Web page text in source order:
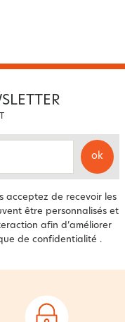
ok
acceptez de recevoir les
être personnalisés et
afin d’améliorer
de confidentialité .